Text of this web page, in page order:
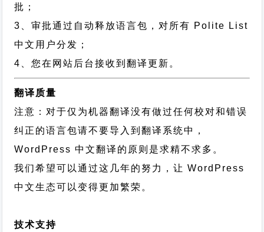
批；
3、审批通过自动释放语言包，对所有 Polite List
中文用户分发；
4、您在网站后台接收到翻译更新。
翻译质量
注意：对于仅为机器翻译没有做过任何校对和错误
纠正的语言包请不要导入到翻译系统中，
WordPress 中文翻译的原则 是求精不求多。
我们希望可以通过这几年的努力，让 WordPress
中文生态可以变得更加繁荣。
技术支持